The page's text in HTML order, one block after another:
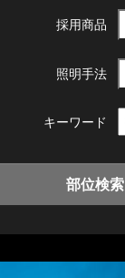
採用商品
照明手法
キーワード
部位検索